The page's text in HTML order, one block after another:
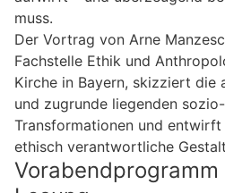
muss.
Der Vortrag von Arne
Fachstelle Ethik und
Kirche in Bayern, skizziert die
und zugrunde liegenden
Transformationen und
ethisch verantwortliche